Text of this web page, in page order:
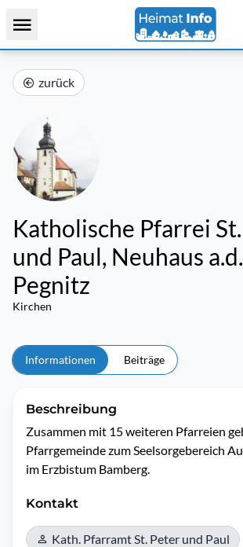
zurück
Katholische Pfarrei
und Paul, Neuhaus a.d.
Pegnitz
Kirchen
Informationen Beiträge
Beschreibung
Zusammen mit 15 weiteren Pfarreien
Pfarrgemeinde zum Seelsorgebereich
im Erzbistum Bamberg.
Kontakt
Kath. Pfarramt St. Peter und Paul